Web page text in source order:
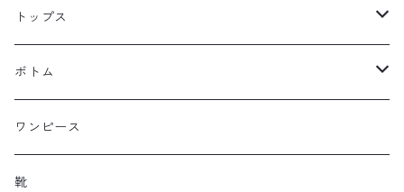
トップス
シャツ・ブラウス
カットソー
ボトム
パンツ
スカート
ワンピース
靴